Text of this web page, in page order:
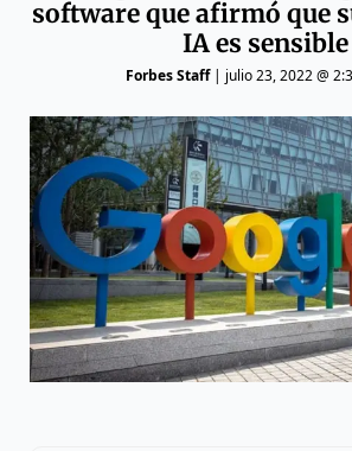
software que afirmó que
IA es sensible
Forbes Staff| julio 23, 2022 @